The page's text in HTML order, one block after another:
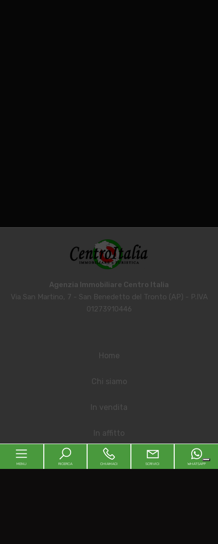
Agenzia Immobiliare Centro Italia
Via San Martino, 7 - San Benedetto del Tronto (AP) - P.IVA
01273910446
Home
Chi siamo
In vendita
In affitto
Contatti
MENU RICERCA CHIAMACI SCRIVICI WHATSAPP